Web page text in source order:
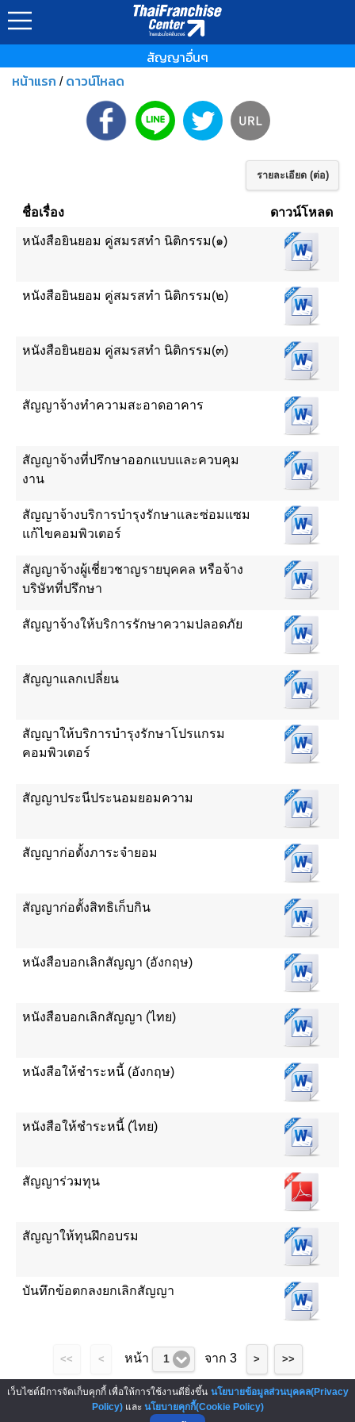
สัญญาอื่นๆ
หน้าแรก / ดาวน์โหลด
รายละเอียด (ต่อ)
ชื่อเรื่อง ดาวน์โหลด
หนังสือยินยอม คู่สมรสทำ นิติกรรม(๑)
หนังสือยินยอม คู่สมรสทำ นิติกรรม(๒)
หนังสือยินยอม คู่สมรสทำ นิติกรรม(๓)
สัญญาจ้างทำความสะอาดอาคาร
สัญญาจ้างที่ปรึกษาออกแบบและควบคุม
งาน
สัญญาจ้างบริการบำรุงรักษาและซ่อมแซม
แก้ไขคอมพิวเตอร์
สัญญาจ้างผู้เชี่ยวชาญรายบุคคล หรือจ้าง
บริษัทที่ปรึกษา
สัญญาจ้างให้บริการรักษาความปลอดภัย
สัญญาแลกเปลี่ยน
สัญญาให้บริการบำรุงรักษาโปรแกรม
คอมพิวเตอร์
สัญญาประนีประนอมยอมความ
สัญญาก่อตั้งภาระจำยอม
สัญญาก่อตั้งสิทธิเก็บกิน
หนังสือบอกเลิกสัญญา (อังกฤษ)
หนังสือบอกเลิกสัญญา (ไทย)
หนังสือให้ชำระหนี้ (อังกฤษ)
หนังสือให้ชำระหนี้ (ไทย)
สัญญาร่วมทุน
สัญญาให้ทุนฝึกอบรม
บันทึกข้อตกลงยกเลิกสัญญา
<< < หน้า 1 จาก 3 > >>
ผู้สนับสนุน : Sponsor
เว็บไซต์มีการจัดเก็บคุกกี้ เพื่อให้การใช้งานดียิ่งขึ้น นโยบายข้อมูลส่วนบุคคล(Privacy
Policy)และ นโยบายคุกกี้(Cookie Policy)